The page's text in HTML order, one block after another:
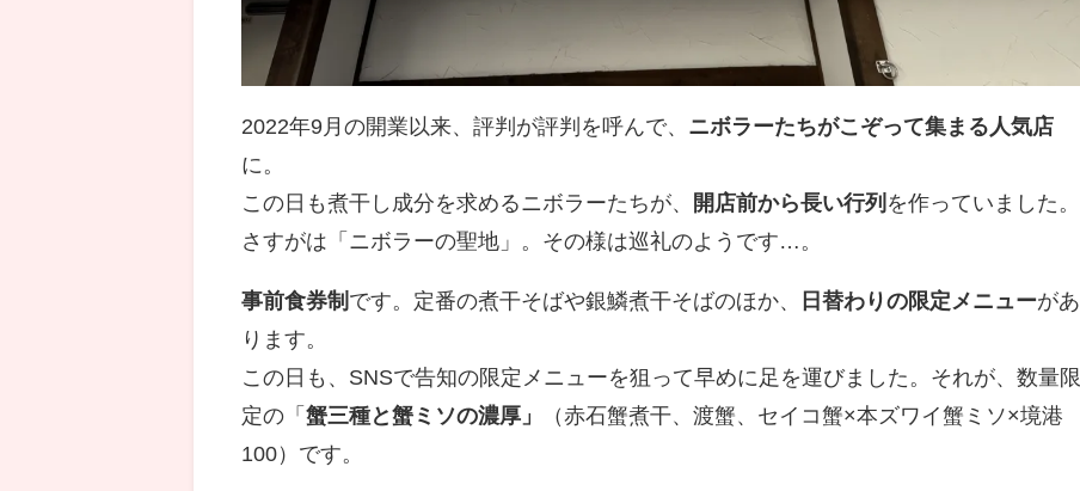
2022年9月の開業以来、評判が評判を呼んで、 ニボラーたちがこぞって集まる人気店
に。
この日も煮干し成分を求めるニボラーたちが、
開店前から長い行列 を作っていました。
さすがは「ニボラーの聖地」。その様は巡礼のようです…。
事前食券制 です。定番の煮干そばや銀鱗煮干そばのほか、 日替わりの限定メニューがあ
ります。
この日も、SNSで告知の限定メニューを狙って早めに足を運びました。それが、数量限
定の「蟹三種と蟹ミソの濃厚」
（赤石蟹煮干、渡蟹、セイコ蟹×本ズワイ蟹ミソ×境港
100）です。